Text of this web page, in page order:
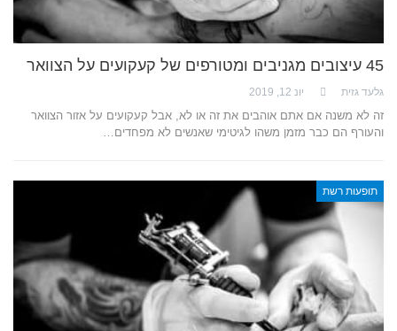
45 עיצובים מגניבים ומטורפים של קעקועים על הצוואר
גלעד גזית יונ 12, 2019
זה לא משנה אם אתם אוהבים את זה או לא, אבל קעקועים על אזור הצוואר
והעורף הם כבר מזמן משהו לגיטימי שאנשים לא מפחדים…
תופעות רשת